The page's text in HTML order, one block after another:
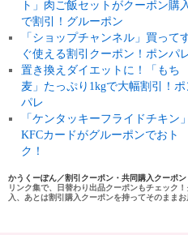
ト」肉ご飯セットがクーポン購入
で割引！グルーポン
「ショップチャンネル」買って
ぐ使える割引クーポン！ポンパ
置き換えダイエットに！「もち
麦」たっぷり1kgで大幅割引！ポ
パレ
「ケンタッキーフライドチキン」
KFCカードがグルーポンでおト
ク！
かうくーぽん／割引クーポン・共同購入クーポ
リンク集で、日替わり出品クーポンもチェック
入、あとは割引購入クーポンを持ってそのままお